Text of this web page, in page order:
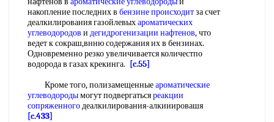
накопление последних в бензине происходитза счет
деалкилирования газойлевыхароматических
углеводородов и дегидрогенизации нафтенов, что
ведет к сокраш,внню содержания их в бензинах.
Одновременно резко увеличивается количестпо
водорода в газах крекинга.
[c.55]
Кроме того, полизамещенныеароматические
углеводородымогут подвергатьсяреакции
сопряженногодеалкилирования-алкииировашя
[c.433]